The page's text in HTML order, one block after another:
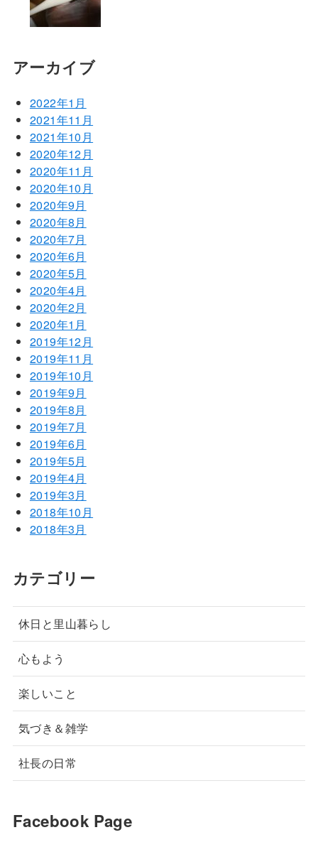
アーカイブ
2022年1月
2021年11月
2021年10月
2020年12月
2020年11月
2020年10月
2020年9月
2020年8月
2020年7月
2020年6月
2020年5月
2020年4月
2020年2月
2020年1月
2019年12月
2019年11月
2019年10月
2019年9月
2019年8月
2019年7月
2019年6月
2019年5月
2019年4月
2019年3月
2018年10月
2018年3月
カテゴリー
休日と里山暮らし
心もよう
楽しいこと
気づき＆雑学
社長の日常
Facebook Page